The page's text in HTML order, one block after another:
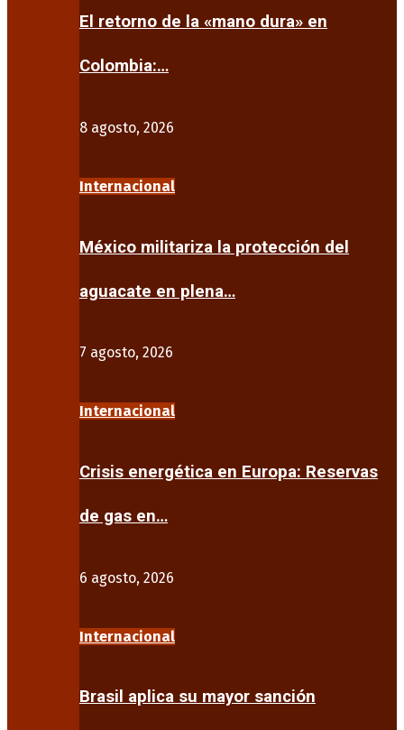
El retorno de la «mano dura» en
Colombia:…
8 agosto, 2026
Internacional
México militariza la protección del
aguacate en plena…
7 agosto, 2026
Internacional
Crisis energética en Europa: Reservas
de gas en…
6 agosto, 2026
Internacional
Brasil aplica su mayor sanción